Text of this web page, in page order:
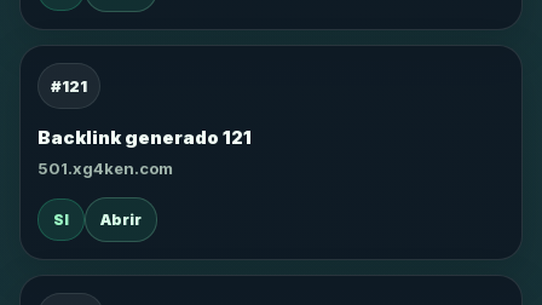
#121
Backlink generado 121
501.xg4ken.com
SI Abrir